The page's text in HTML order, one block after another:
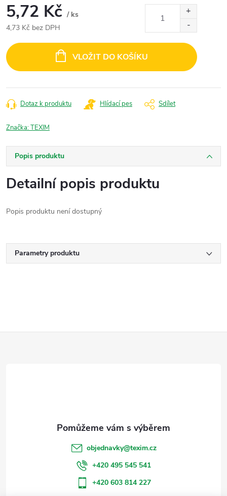
5,72 Kč / ks
4,73 Kč bez DPH
cena:
VLOŽIT DO KOŠÍKU
Dotaz k produktu Hlídací pes Sdílet
Značka:TEXIM
Popis produktu
Detailní popis produktu
Popis produktu není dostupný
Parametry produktu
objednavky@texim.cz
+420 495 545 541
+420 603 814 227